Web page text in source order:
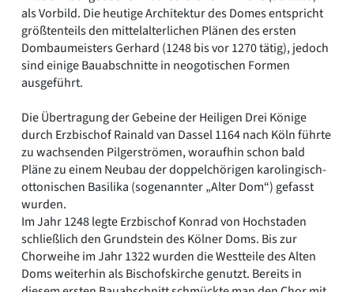
als Vorbild. Die heutige Architektur des Domes entspricht
größtenteils den mittelalterlichen Plänen des ersten
Dombaumeisters Gerhard (1248 bis vor 1270 tätig), jedoch
sind einige Bauabschnitte in neogotischen Formen
ausgeführt.
Die Übertragung der Gebeine der Heiligen Drei Könige
durch Erzbischof Rainald van Dassel 1164 nach Köln führte
zu wachsenden Pilgerströmen, woraufhin schon bald
Pläne zu einem Neubau der doppelchörigen karolingisch-
ottonischen Basilika (sogenannter „Alter Dom“) gefasst
wurden.
Im Jahr 1248 legte Erzbischof Konrad von Hochstaden
schließlich den Grundstein des Kölner Doms. Bis zur
Chorweihe im Jahr 1322 wurden die Westteile des Alten
Doms weiterhin als Bischofskirche genutzt. Bereits in